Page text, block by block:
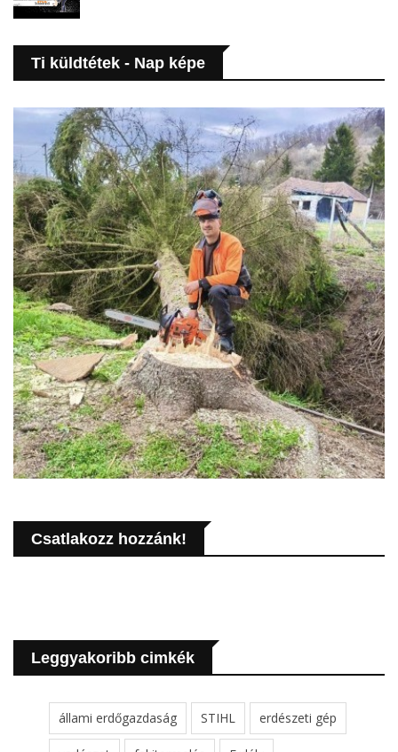
Ti küldtétek - Nap képe
Csatlakozz hozzánk!
Leggyakoribb cimkék
állami erdőgazdaság STIHL erdészeti gép